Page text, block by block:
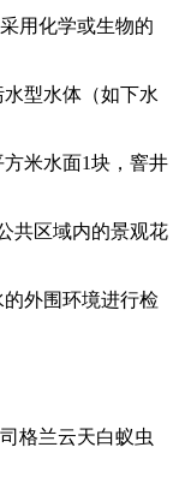
用化学或生物的
型水体（如下水
米水面1块，窨井
共区域内的景观花
外围环境进行检
格兰云天白蚁虫